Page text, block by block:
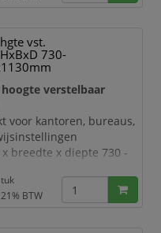
25 mm
120 kg
van 42 dB
van staal met
krasvaste poedercoating
via 2
vst.
730-
verstelbaar
voor kantoren, bureaus,
breedte x diepte 730 -
hout met
BTW